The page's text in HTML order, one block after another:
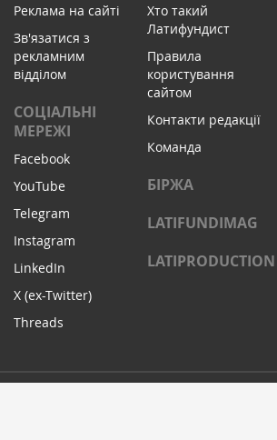
Реклама на сайті
Зв'язатися з
рекламним
відділом
СОЦІАЛЬНІ
МЕРЕЖІ
Facebook
YouTube
Telegram
Instagram
LinkedIn
X (ex-Twitter)
Threads
Хто такий
Латифундист
Правила
користування
сайтом
Контакти редакції
Команда
БІРЖА
LATIFUNDIMAG
LATIPRODUCTION